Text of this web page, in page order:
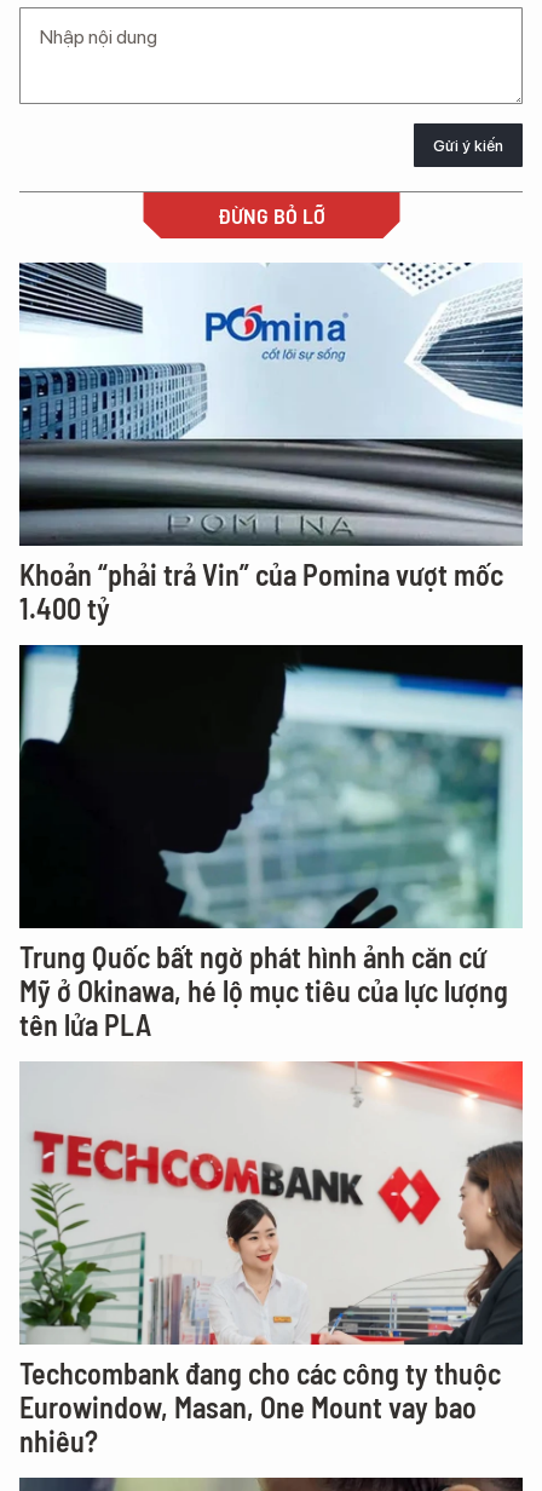
Gửi ý kiến
ĐỪNG BỎ LỠ
Khoản “phải trả Vin” của Pomina vượt mốc
1.400 tỷ
Trung Quốc bất ngờ phát hình ảnh căn cứ
Mỹ ở Okinawa, hé lộ mục tiêu của lực lượng
tên lửa PLA
Techcombank đang cho các công ty thuộc
Eurowindow, Masan, One Mount vay bao
nhiêu?